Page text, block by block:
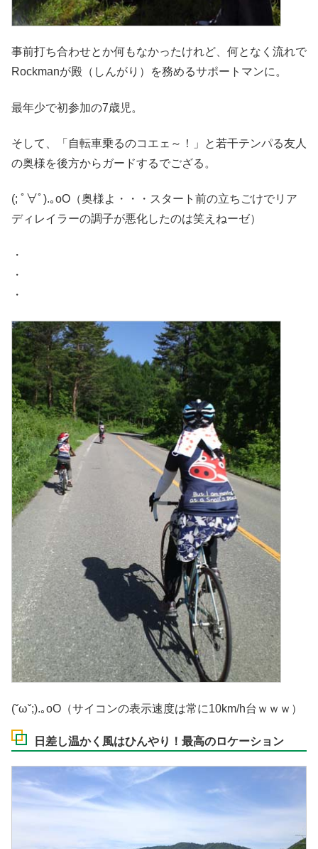
事前打ち合わせとか何もなかったけれど、何となく流れで
Rockmanが殿（しんがり）を務めるサポートマンに。
最年少で初参加の7歳児。
そして、「自転車乗るのコエェ～！」と若干テンパる友人
の奥様を後方からガードするでござる。
(; ﾟ∀ﾟ).｡oO（奥様よ・・・スタート前の立ちごけでリア
ディレイラーの調子が悪化したのは笑えねーゼ）
・
・
・
(ˇωˇ;).｡oO（サイコンの表示速度は常に10km/h台ｗｗｗ）
日差し温かく風はひんやり！最高のロケーション